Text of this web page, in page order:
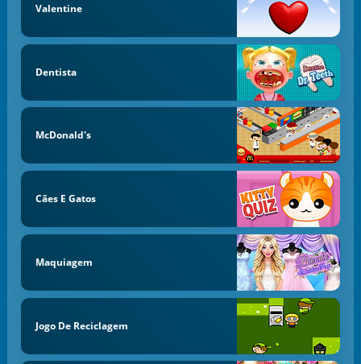
Valentine
Dentista
McDonald's
Cães E Gatos
Maquiagem
Jogo De Reciclagem